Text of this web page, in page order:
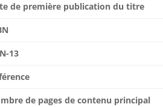
de première publication du titre
13
de pages de contenu principal